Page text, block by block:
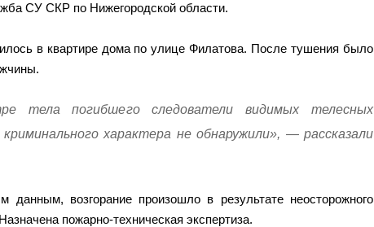
СУ СКР по Нижегородской области.
в квартире дома по улице Филатова. После тушения было
тела погибшего следователи видимых телесных
характера не обнаружили», — рассказали
данным, возгорание произошло в результате неосторожного
пожарно-техническая экспертиза.